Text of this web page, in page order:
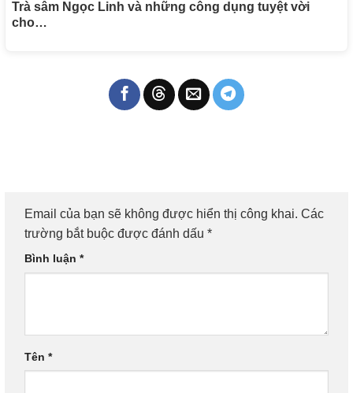
Trà sâm Ngọc Linh và những công dụng tuyệt vời
cho…
Email của bạn sẽ không được hiển thị công khai. Các
trường bắt buộc được đánh dấu *
Bình luận *
Tên *